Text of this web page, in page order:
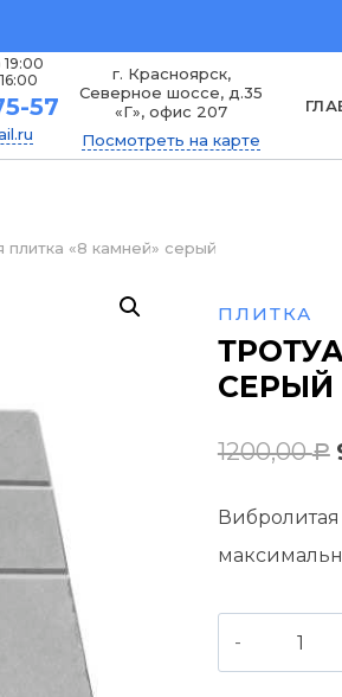
57
г. Красноярск,
Северное шоссе, д.35
«Г», офис 207
Посмотреть на карте
плитка «8 камней» серый
ПЛИТКА
СЕРЫЙ
1200,00Р
Вибролитая
Количество
товара